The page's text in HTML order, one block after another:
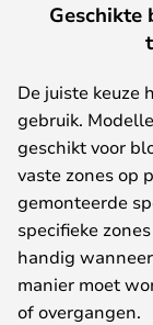
Geschikte
De juiste keuze
gebruik.
geschikt voor
vaste zones op
gemonteerde
specifieke
handig
manier moet
of overgangen.